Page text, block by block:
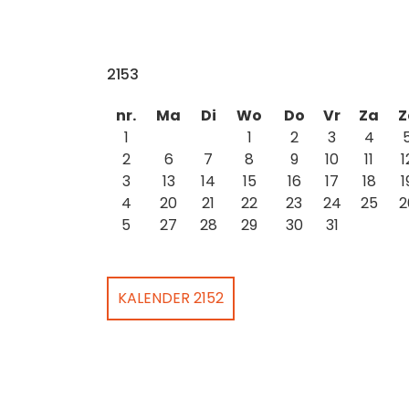
2153
nr.
Ma Di Wo Do Vr Za
1
1 2 3 4
2
6 7 8 9 10 11
3
13 14 15 16 17 18
4
20 21 22 23 24 25
5
27 28 29 30 31
KALENDER 2152